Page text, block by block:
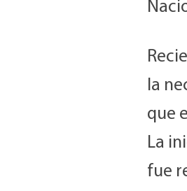
la
que
La
fue